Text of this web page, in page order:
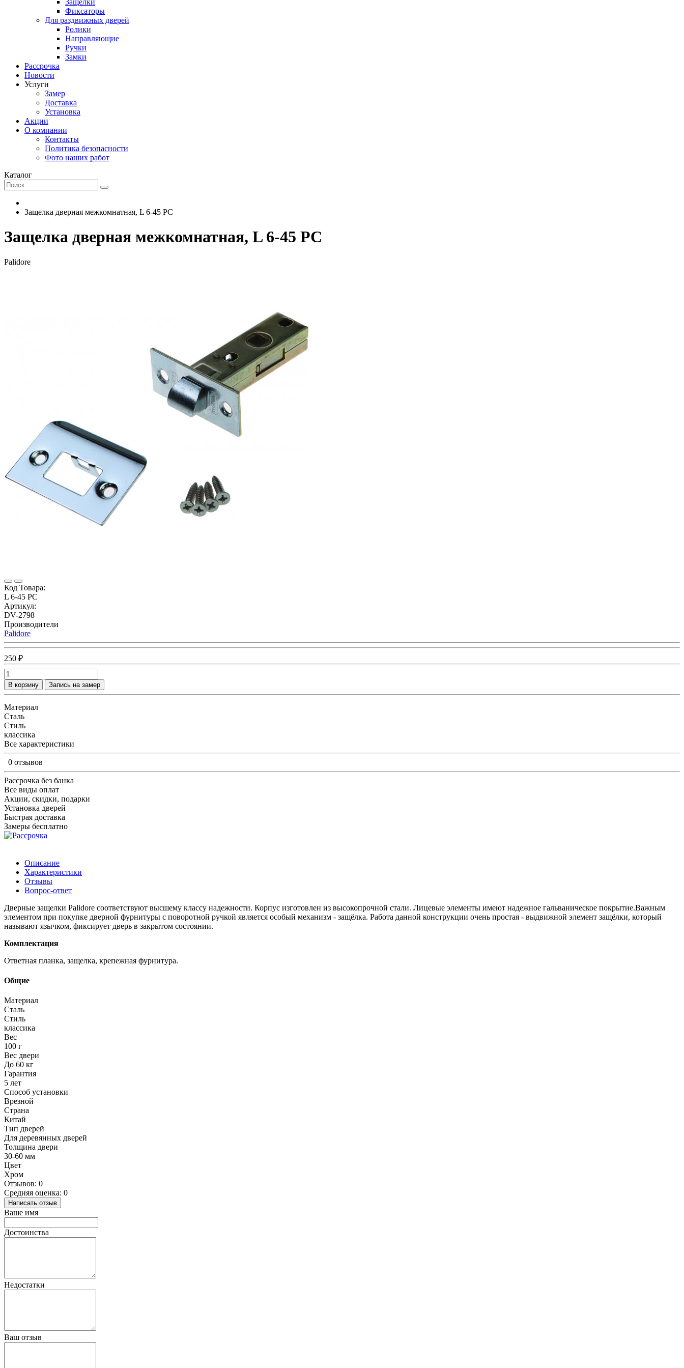
Защелки
Фиксаторы
Для раздвижных дверей
Ролики
Направляющие
Ручки
Замки
Рассрочка
Новости
Услуги
Замер
Доставка
Установка
Акции
О компании
Контакты
Политика безопасности
Фото наших работ
Каталог
Защелка дверная межкомнатная, L 6-45 PC
Защелка дверная межкомнатная, L 6-45 PC
Palidore
Код Товара:
L 6-45 PC
Артикул:
DV-2798
Производители
Palidore
250 ₽
В корзину Запись на замер
Материал
Сталь
Стиль
классика
Все характеристики
0 отзывов
Рассрочка без банка
Все виды оплат
Акции, скидки, подарки
Установка дверей
Быстрая доставка
Замеры бесплатно
Описание
Характеристики
Отзывы
Вопрос-ответ
Дверные защелки Palidore соответствуют высшему классу надежности. Корпус изготовлен из высокопрочной стали. Лицевые элементы имеют надежное гальваническое покрытие.Важным
элементом при покупке дверной фурнитуры с поворотной ручкой является особый механизм - защёлка. Работа данной конструкции очень простая - выдвижной элемент защёлки, который
называют язычком, фиксирует дверь в закрытом состоянии.
Комплектация
Ответная планка, защелка, крепежная фурнитура.
Общие
Материал
Сталь
Стиль
классика
Вес
100 г
Вес двери
До 60 кг
Гарантия
5 лет
Способ установки
Врезной
Страна
Китай
Тип дверей
Для деревянных дверей
Толщина двери
30-60 мм
Цвет
Хром
Отзывов: 0
Средняя оценка: 0
Написать отзыв
Ваше имя
Достоинства
Недостатки
Ваш отзыв